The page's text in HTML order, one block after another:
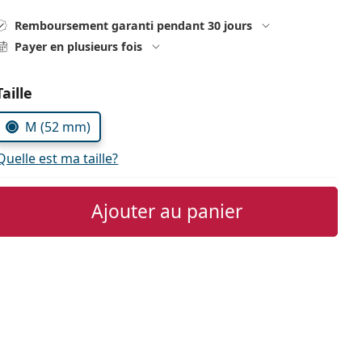
Remboursement garanti pendant 30 jours
Payer en plusieurs fois
les paramètres
M (52 mm)
est ma taille?
Ajouter au panier